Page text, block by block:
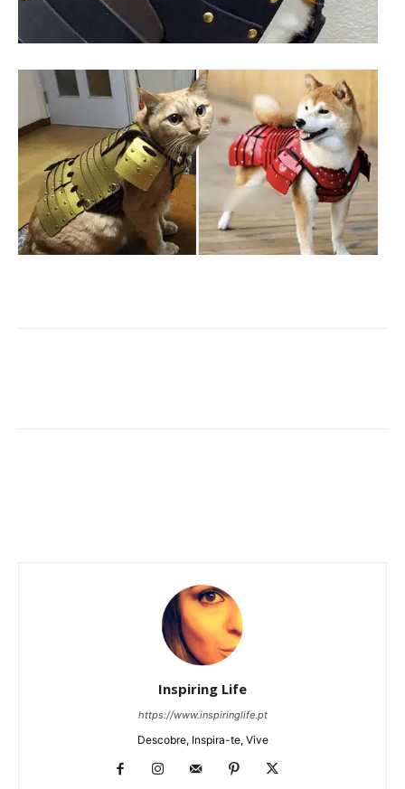
Inspiring Life
https://www.inspiringlife.pt
Descobre, Inspira-te, Vive